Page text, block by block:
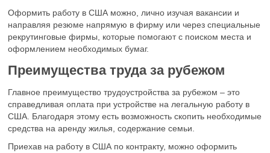
Оформить работу в США можно, лично изучая вакансии и
направляя резюме напрямую в фирму или через специальные
рекрутинговые фирмы, которые помогают с поиском места и
оформлением необходимых бумаг.
Преимущества труда за рубежом
Главное преимущество трудоустройства за рубежом – это
справедливая оплата при устройстве на легальную работу в
США. Благодаря этому есть возможность скопить необходимые
средства на аренду жилья, содержание семьи.
Приехав на работу в США по контракту, можно оформить